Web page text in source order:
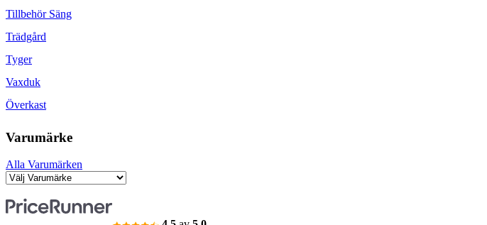
Tillbehör Säng
Trädgård
Tyger
Vaxduk
Överkast
Varumärke
Alla Varumärken